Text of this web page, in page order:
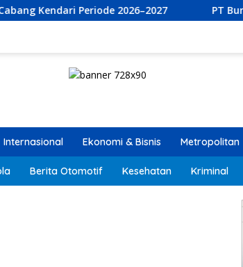
PT Bumi Permata Kendari dan
Internasional Ekonomi & Bisnis Metropolitan
Berita Otomotif Kesehatan Kriminal